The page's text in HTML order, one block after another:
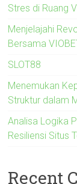
Stres di Ruang
Menjelajahi
Bersama
SLOT88
Menemukan
Struktur dalam
Analisa Logika
Resiliensi Situs
Recent